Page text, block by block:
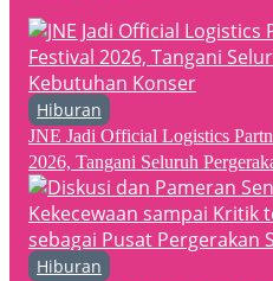
Hiburan
JNE Jadi Official Logistics
2026, Tangani Seluruh
Hiburan